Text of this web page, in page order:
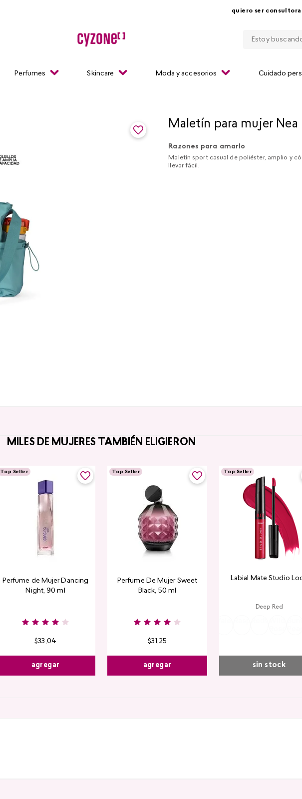
quiero ser consultora
Perfumes Skincare Moda y accesorios Cuidado
Maletín para mujer Nea
Razones para amarlo
Maletín sport casual de poliéster, amplio y
llevar fácil.
MILES DE MUJERES TAMBIÉN ELIGIERON
Top Seller
Perfume de Mujer Dancing
Night, 90 ml
$33 ,04
agregar
Top Seller
Perfume De Mujer Sweet
Black, 50 ml
$31,25
agregar
Top Seller
Labial Mate Studio
Deep Red
Burgundy
Rose Pink Dusty
sin stock